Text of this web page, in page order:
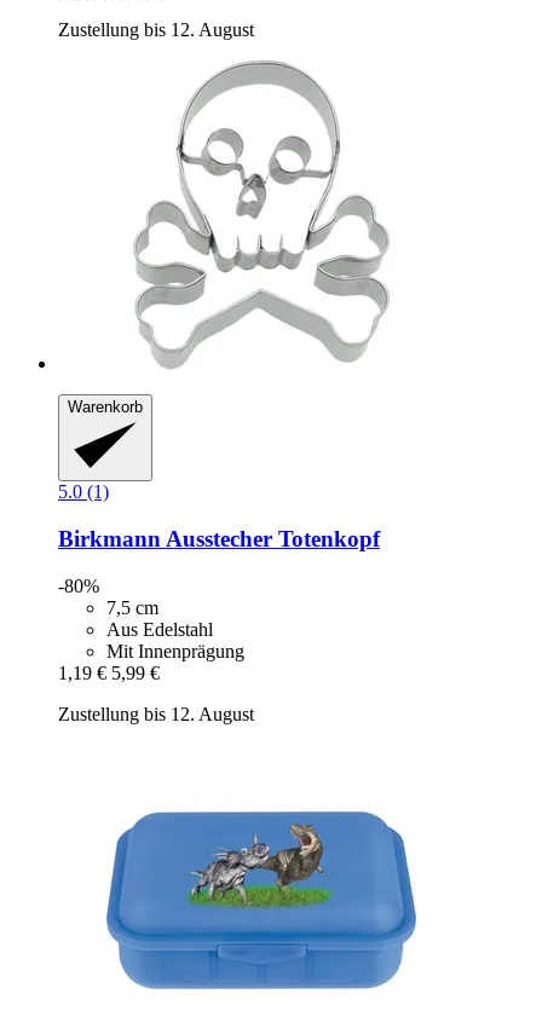
Zustellung bis 12. August
Warenkorb
5.0 (1)
Birkmann Ausstecher Totenkopf
-80%
7,5 cm
Aus Edelstahl
Mit Innenprägung
1,19 € 5,99 €
Zustellung bis 12. August